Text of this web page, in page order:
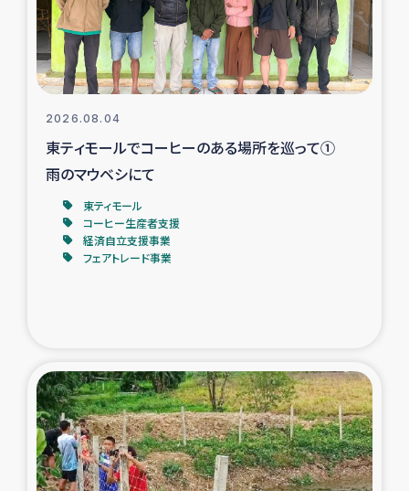
復興支援事業
民際教育事業
ガザ人道支援
令和6年能登半島地震 緊急支援
国内避難民への物資配付および教育支援
漁民によるマングローブ植林活動
レバノンでのシリア難民への食糧・越冬支援
2026.08.04
東ティモールでコーヒーのある場所を巡って①
雨のマウベシにて
東ティモール
コーヒー生産者支援
経済自立支援事業
フェアトレード事業